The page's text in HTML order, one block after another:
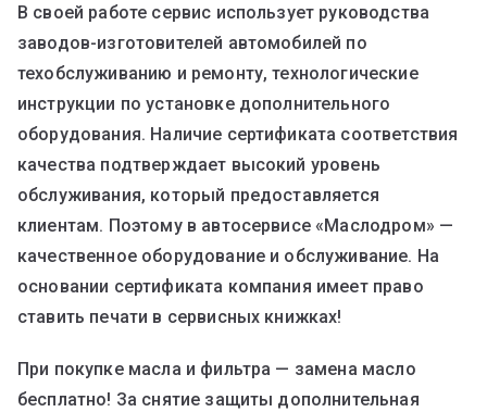
В своей работе сервис использует руководства
заводов-изготовителей автомобилей по
техобслуживанию и ремонту, технологические
инструкции по установке дополнительного
оборудования. Наличие сертификата соответствия
качества подтверждает высокий уровень
обслуживания, который предоставляется
клиентам. Поэтому в автосервисе «Маслодром» —
качественное оборудование и обслуживание. На
основании сертификата компания имеет право
ставить печати в сервисных книжках!
При покупке масла и фильтра — замена масло
бесплатно! За снятие защиты дополнительная